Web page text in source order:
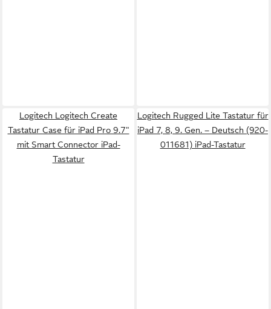
Logitech Logitech Create
Tastatur Case für iPad Pro 9.7"
mit Smart Connector iPad-
Tastatur
Logitech Rugged Lite Tastatur für
iPad 7, 8, 9. Gen. – Deutsch (920-
011681) iPad-Tastatur